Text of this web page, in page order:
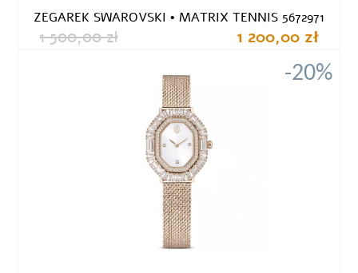
ZEGAREK SWAROVSKI • MATRIX TENNIS 5672971
1 500,00 zł 1 200,00 zł
-20%